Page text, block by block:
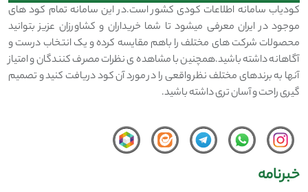
کودیاب سامانه اطلاعات کودی کشور است.در این سامانه تمام کود های
موجود در ایران معرفی میشود تا شما خریداران و کشاورزان عزیز بتوانید
محصولات شرکت های مختلف را باهم مقایسه کرده و یک انتخاب درست و
آگاهانه داشته باشید.همچنین با مشاهده ی نظرات مصرف کنندگان و امتیاز
آنها به برندهای مختلف نظر واقعی را در مورد آن کود دریافت کنید و تصمیم
گیری راحت و آسان تری داشته باشید.
خبرنامه